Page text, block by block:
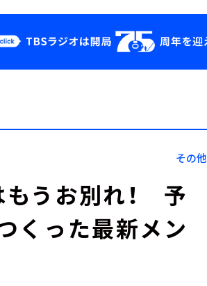
YouTube
その他
うお別れ！ 予
くった最新メン